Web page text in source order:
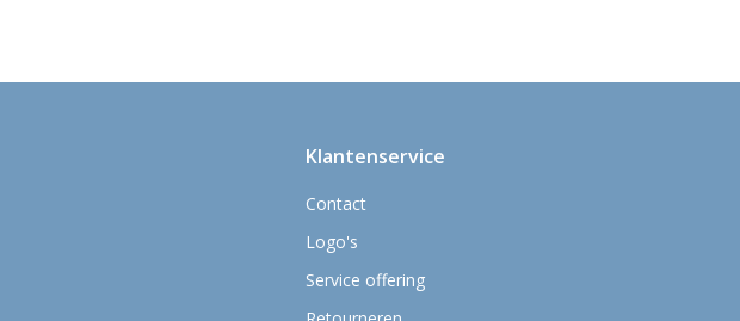
Klantenservice
Contact
Logo's
Service offering